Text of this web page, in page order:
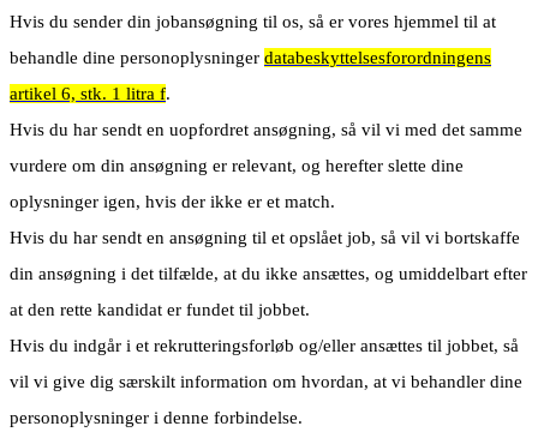
Hvis du sender din jobansøgning til os, så er vores hjemmel til at
behandle dine personoplysninger databeskyttelsesforordningens
artikel 6, stk. 1 litra f.
Hvis du har sendt en uopfordret ansøgning, så vil vi med det samme
vurdere om din ansøgning er relevant, og herefter slette dine
oplysninger igen, hvis der ikke er et match.
Hvis du har sendt en ansøgning til et opslået job, så vil vi bortskaffe
din ansøgning i det tilfælde, at du ikke ansættes, og umiddelbart efter
at den rette kandidat er fundet til jobbet.
Hvis du indgår i et rekrutteringsforløb og/eller ansættes til jobbet, så
vil vi give dig særskilt information om hvordan, at vi behandler dine
personoplysninger i denne forbindelse.